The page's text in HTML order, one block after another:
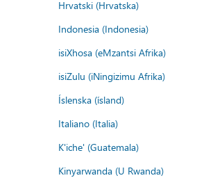
Hrvatski (Hrvatska)
Indonesia (Indonesia)
isiXhosa (eMzantsi Afrika)
isiZulu (iNingizimu Afrika)
Íslenska (ísland)
Italiano (Italia)
K'iche' (Guatemala)
Kinyarwanda (U Rwanda)